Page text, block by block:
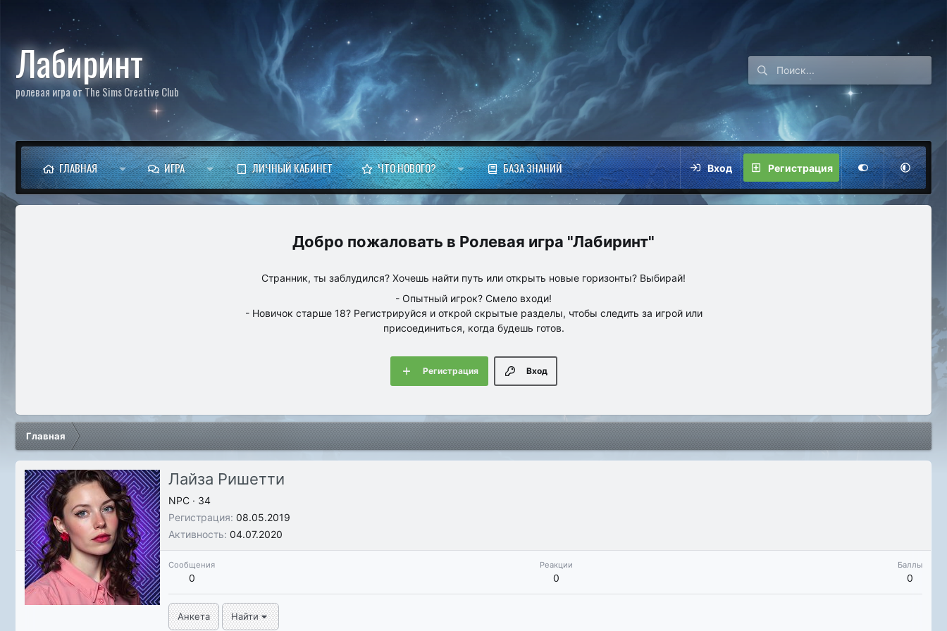
Лабиринт
ролевая игра от The Sims Creative Club
ГЛАВНАЯ ИГРА ЛИЧНЫЙ КАБИНЕТ ЧТО НОВОГО? БАЗА ЗНАНИЙ Вход Регистрация
Ролевая игра "Лабиринт"
Странник, ты заблудился? Хочешь найти путь или открыть новые горизонты? Выбирай!
- Опытный игрок? Смело входи!
- Новичок старше 18? Регистрируйся и открой скрытые разделы, чтобы следить за игрой или
присоединиться, когда будешь готов.
Вход
Регистрация
Главная
Лайза Ришетти
NPC · 34
Регистрация 08.05.2019
Активность 04.07.2020
Сообщения
0
Реакции
0
Баллы
0
Анкета Найти